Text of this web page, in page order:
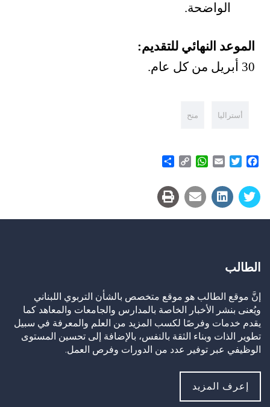
الواضحة.
الموعد النهائي للتقديم:
30 أبريل من كل عام.
أستراليا منح
Facebook
Twitter
Email
WhatsApp
Copy
الطالب
إنَّ موقع الطالب هو موقع متخصص بالشأن التربوي اللبناني
ويُعنى بنشر الأخبار الخاصة بالمدارس والجامعات والمعاهد كما
يقدم خدمات وفرصًا لكسب المزيد من العلم والمعرفة في سبيل
تطوير الذات وبناء الثقة بالنفس، بالإضافة إلى تحسين المستوى
الوظيفي عبر توفير عدد من الدورات وفرص العمل.
إعرف المزيد